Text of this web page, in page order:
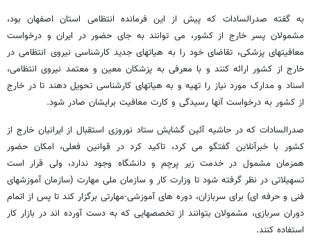
به گفته صدرالسادات که پیش از این فرمانده انتظامی استان اصفهان بود،
مشمولان پسر خارج از کشور، می توانند به جای حضور در ایران و درخواست
معافیتهای پزشکی، تقاضای خود را به هیاتهای جدید کارشناسی نیروی انتظامی در
خارج از کشور ارائه کنند و با معرفی به پزشکان معین و معتمد نیروی انتظامی،
اسناد و مدارک مورد نیاز را تهیه و به هیاتهای کارشناسی تحویل دهند تا در خارج
از کشور به درخواست آنها رسیدگی و کارت معافیت برایشان صادر شود.
صدرالسادات که در حاشیه آئین گشایش ستاد نوروزی استقبال از ایرانیان خارج از
کشور با خبرآنلاین گفتگو می کرد، تاکید کرد در قوانین فعلی، امکان حضور
همزمان مشمول در خدمت زیر پرچم و دانشگاه وجود ندارد، ولی قرار است
تسهیلاتی در نظر گرفته شود تا وزارت کار و سازمان ملی مهارت (سازمان آموزشهای
فنی و حرفه ای) برای سربازان، دوره های آموزشی-مهارتی برگزار کند تا پس از اتمام
دوران سربازی، مشمولان بتوانند از تخصصهایی که به دست آورده اند در بازار کار
استفاده کنند.